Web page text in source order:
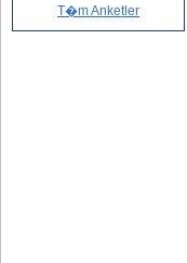
T�m Anketler